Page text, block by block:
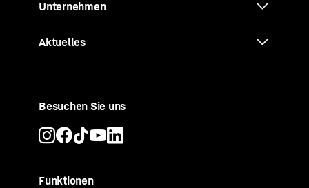
Unternehmen
Aktuelles
Besuchen Sie uns
Funktionen